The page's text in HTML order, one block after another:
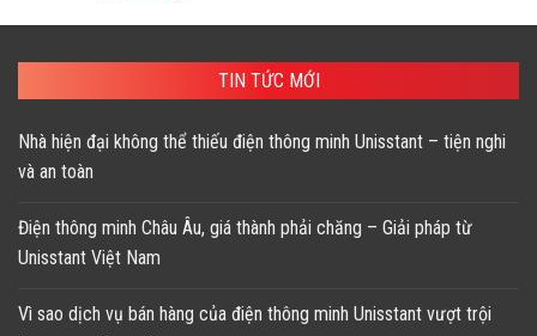
TIN TỨC MỚI
Nhà hiện đại không thể thiếu điện thông minh Unisstant – tiện nghi
và an toàn
Điện thông minh Châu Âu, giá thành phải chăng – Giải pháp từ
Unisstant Việt Nam
Vì sao dịch vụ bán hàng của điện thông minh Unisstant vượt trội